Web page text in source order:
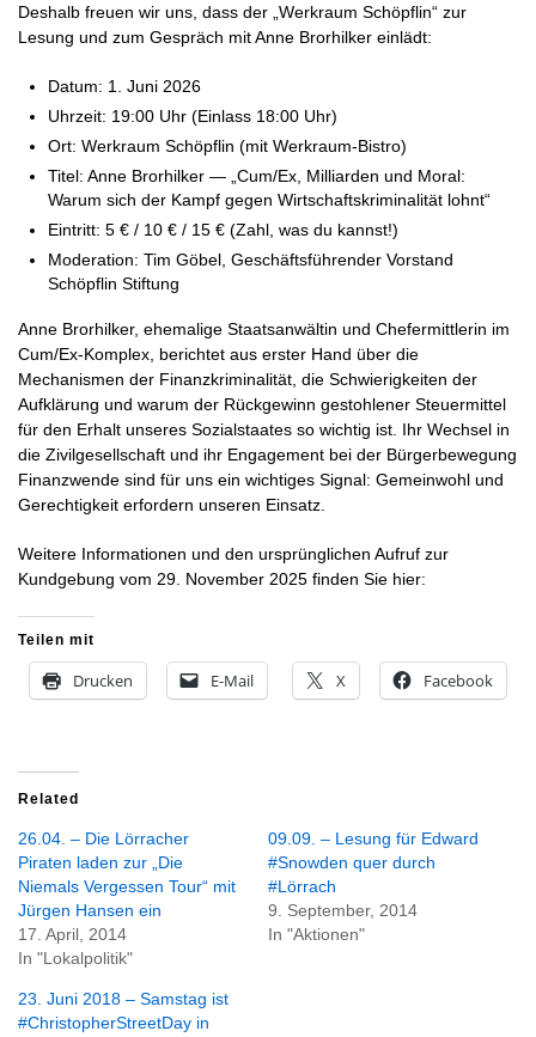
Deshalb freuen wir uns, dass der „Werkraum Schöpflin“ zur
Lesung und zum Gespräch mit Anne Brorhilker einlädt:
Datum: 1. Juni 2026
Uhrzeit: 19:00 Uhr (Einlass 18:00 Uhr)
Ort: Werkraum Schöpflin (mit Werkraum‑Bistro)
Titel: Anne Brorhilker — „Cum/Ex, Milliarden und Moral:
Warum sich der Kampf gegen Wirtschaftskriminalität lohnt“
Eintritt: 5 € / 10 € / 15 € (Zahl, was du kannst!)
Moderation: Tim Göbel, Geschäftsführender Vorstand
Schöpflin Stiftung
Anne Brorhilker, ehemalige Staatsanwältin und Chefermittlerin im
Cum/Ex‑Komplex, berichtet aus erster Hand über die
Mechanismen der Finanzkriminalität, die Schwierigkeiten der
Aufklärung und warum der Rückgewinn gestohlener Steuermittel
für den Erhalt unseres Sozialstaates so wichtig ist. Ihr Wechsel in
die Zivilgesellschaft und ihr Engagement bei der Bürgerbewegung
Finanzwende sind für uns ein wichtiges Signal: Gemeinwohl und
Gerechtigkeit erfordern unseren Einsatz.
Weitere Informationen und den ursprünglichen Aufruf zur
Kundgebung vom 29. November 2025 finden Sie hier:
Teilen mit
Drucken E-Mail X Facebook
Related
26.04. – Die Lörracher
Piraten laden zur „Die
Niemals Vergessen Tour“ mit
Jürgen Hansen ein
17. April, 2014
In "Lokalpolitik"
09.09. – Lesung für Edward
#Snowden quer durch
#Lörrach
9. September, 2014
In "Aktionen"
23. Juni 2018 – Samstag ist
#ChristopherStreetDay in